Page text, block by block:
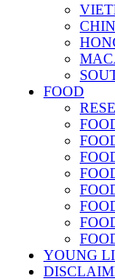
FOOD
YOUNG